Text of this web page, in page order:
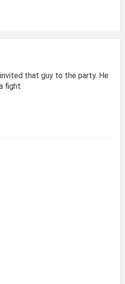
that guy to the party. He
fight.